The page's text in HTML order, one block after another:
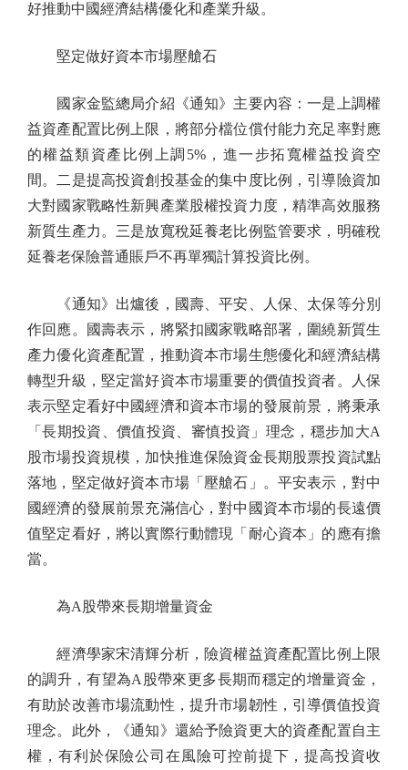
好推動中國經濟結構優化和產業升級。
堅定做好資本市場壓艙石
國家金監總局介紹《通知》主要內容：一是上調權
益資產配置比例上限，將部分檔位償付能力充足率對應
的權益類資產比例上調5%，進一步拓寬權益投資空
間。二是提高投資創投基金的集中度比例，引導險資加
大對國家戰略性新興產業股權投資力度，精準高效服務
新質生產力。三是放寬稅延養老比例監管要求，明確稅
延養老保險普通賬戶不再單獨計算投資比例。
《通知》出爐後，國壽、平安、人保、太保等分別
作回應。國壽表示，將緊扣國家戰略部署，圍繞新質生
產力優化資產配置，推動資本市場生態優化和經濟結構
轉型升級，堅定當好資本市場重要的價值投資者。人保
表示堅定看好中國經濟和資本市場的發展前景，將秉承
「長期投資、價值投資、審慎投資」理念，穩步加大A
股市場投資規模，加快推進保險資金長期股票投資試點
落地，堅定做好資本市場「壓艙石」。平安表示，對中
國經濟的發展前景充滿信心，對中國資本市場的長遠價
值堅定看好，將以實際行動體現「耐心資本」的應有擔
當。
為A股帶來長期增量資金
經濟學家宋清輝分析，險資權益資產配置比例上限
的調升，有望為A股帶來更多長期而穩定的增量資金，
有助於改善市場流動性，提升市場韌性，引導價值投資
理念。此外，《通知》還給予險資更大的資產配置自主
權，有利於保險公司在風險可控前提下，提高投資收